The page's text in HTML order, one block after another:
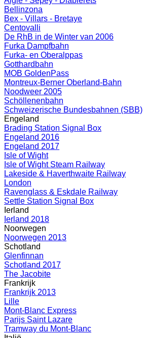
Bellinzona
Bex - Villars - Bretaye
Centovalli
De RhB in de Winter van 2006
Furka Dampfbahn
Furka- en Oberalppas
Gotthardbahn
MOB GoldenPass
Montreux-Berner Oberland-Bahn
Noodweer 2005
Schöllenenbahn
Schweizerische Bundesbahnen (SBB)
Engeland
Brading Station Signal Box
Engeland 2016
Engeland 2017
Isle of Wight
Isle of Wight Steam Railway
Lakeside & Haverthwaite Railway
London
Ravenglass & Eskdale Railway
Settle Station Signal Box
Ierland
Ierland 2018
Noorwegen
Noorwegen 2013
Schotland
Glenfinnan
Schotland 2017
The Jacobite
Frankrijk
Frankrijk 2013
Lille
Mont-Blanc Express
Parijs Saint Lazare
Tramway du Mont-Blanc